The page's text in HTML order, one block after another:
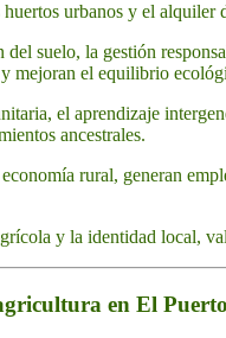
urbanos y el alquiler
del suelo, la gestión
mejoran el equilibrio
el aprendizaje
ancestrales.
rural, generan
y la identidad local,
en El